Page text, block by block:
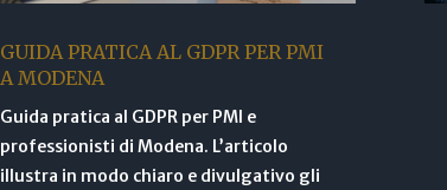
GUIDA PRATICA AL GDPR PER PMI
A MODENA
Guida pratica al GDPR per PMI e
professionisti di Modena. L’articolo
illustra in modo chiaro e divulgativo gli